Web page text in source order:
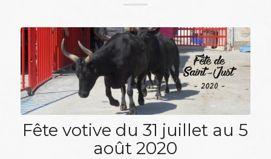
Fête votive du 31 juillet au 5
août 2020